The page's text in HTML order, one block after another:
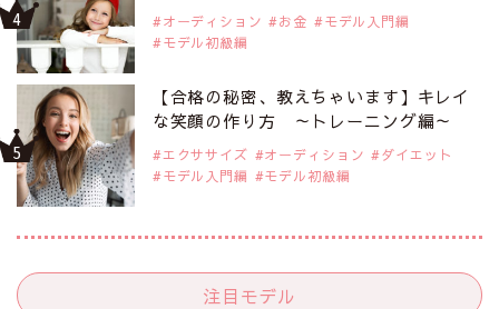
オーディション お金
モデル入門編
モデル初級編
【合格の秘密、教えちゃいます】キレイ
な笑顔の作り方 ～トレーニング編～
エクササイズ オーディション
ダイエット
モデル入門編
モデル初級編
注目モデル